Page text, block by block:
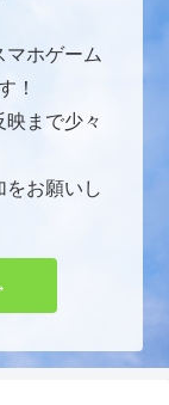
マホゲーム
！
まで少々
をお願いし